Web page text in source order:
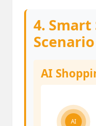
4. Smart
Scenario
AI
AI